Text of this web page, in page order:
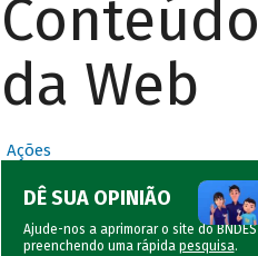
Conteúdo
da Web
Ações
DÊ SUA OPINIÃO
Ajude-nos a aprimorar o site do BNDES
preenchendo uma rápida pesquisa.